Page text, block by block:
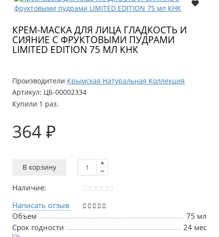
КРЕМ-МАСКА ДЛЯ ЛИЦА ГЛАДКОСТЬ И
СИЯНИЕ С ФРУКТОВЫМИ ПУДРАМИ
LIMITED EDITION 75 МЛ КНК
Производители Крымская Натуральная Коллекция
Артикул: ЦБ-00002334
Купили 1 раз.
364 ₽
В корзину
Наличие:
Написать отзыв
Объем
75 мл
Срок годности
24 мес